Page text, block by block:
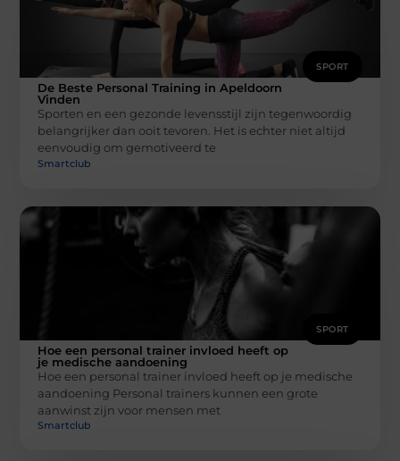
SPORT
De Beste Personal Training in Apeldoorn
Vinden
Sporten en een gezonde levensstijl zijn tegenwoordig
belangrijker dan ooit tevoren. Het is echter niet altijd
eenvoudig om gemotiveerd te
Smartclub
SPORT
Hoe een personal trainer invloed heeft op
je medische aandoening
Hoe een personal trainer invloed heeft op je medische
aandoening Personal trainers kunnen een grote
aanwinst zijn voor mensen met
Smartclub